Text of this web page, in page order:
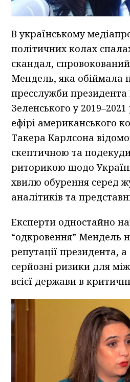
В українському
політичних колах
скандал,
Мендель, яка обіймала
пресслужби
Зеленського у 2019–2021
ефірі американського
Такера Карлсона
скептичною та
риторикою щодо
хвилю обурення серед
аналітиків та
Експерти одностайно
“одкровення” Мендель
репутації президента,
серйозні ризики для
всієї держави в